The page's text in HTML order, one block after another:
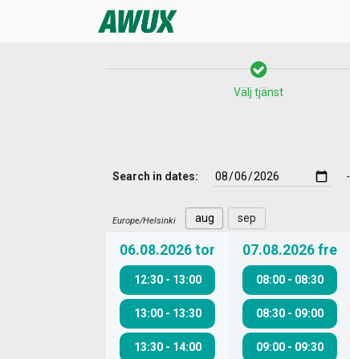
Välj tjänst
Search in dates: -
Europe/Helsinki aug sep
06.08.2026 tor
12:30- 13:00
13:00- 13:30
13:30- 14:00
07.08.2026 fre
08:00 - 08:30
08:30 - 09:00
09:00 - 09:30